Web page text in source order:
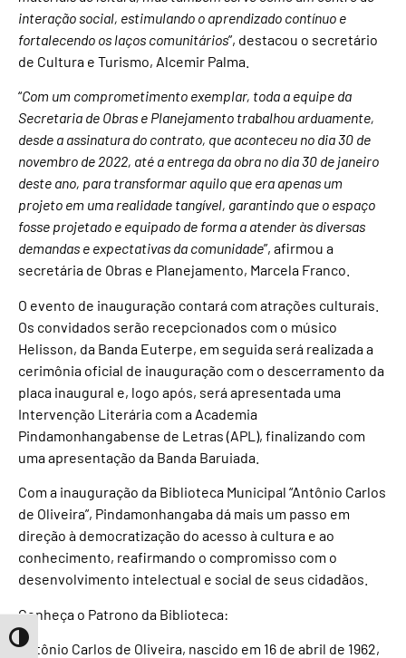
Toggle High Contrast
interação social, estimulando o aprendizado contínuo e
fortalecendo os laços comunitários”, destacou o secretário
de Cultura e Turismo, Alcemir Palma.
“Com um comprometimento exemplar, toda a equipe da
Secretaria de Obras e Planejamento trabalhou arduamente,
desde a assinatura do contrato, que aconteceu no dia 30 de
novembro de 2022, até a entrega da obra no dia 30 de janeiro
deste ano, para transformar aquilo que era apenas um
projeto em uma realidade tangível, garantindo que o espaço
fosse projetado e equipado de forma a atender às diversas
demandas e expectativas da comunidade”, afirmou a
secretária de Obras e Planejamento, Marcela Franco.
O evento de inauguração contará com atrações culturais.
Os convidados serão recepcionados com o músico
Helisson, da Banda Euterpe, em seguida será realizada a
cerimônia oficial de inauguração com o descerramento da
placa inaugural e, logo após, será apresentada uma
Intervenção Literária com a Academia
Pindamonhangabense de Letras (APL), finalizando com
uma apresentação da Banda Baruiada.
Com a inauguração da Biblioteca Municipal “Antônio Carlos
de Oliveira”, Pindamonhangaba dá mais um passo em
direção à democratização do acesso à cultura e ao
conhecimento, reafirmando o compromisso com o
desenvolvimento intelectual e social de seus cidadãos.
Conheça o Patrono da Biblioteca:
Antônio Carlos de Oliveira, nascido em 16 de abril de 1962,